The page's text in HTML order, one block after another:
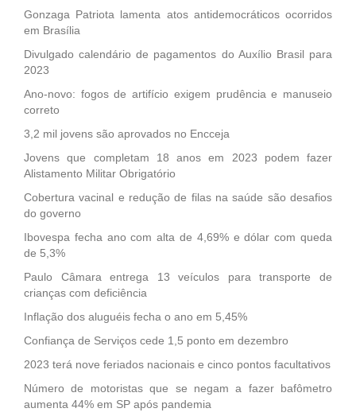
Gonzaga Patriota lamenta atos antidemocráticos ocorridos
em Brasília
Divulgado calendário de pagamentos do Auxílio Brasil para
2023
Ano-novo: fogos de artifício exigem prudência e manuseio
correto
3,2 mil jovens são aprovados no Encceja
Jovens que completam 18 anos em 2023 podem fazer
Alistamento Militar Obrigatório
Cobertura vacinal e redução de filas na saúde são desafios
do governo
Ibovespa fecha ano com alta de 4,69% e dólar com queda
de 5,3%
Paulo Câmara entrega 13 veículos para transporte de
crianças com deficiência
Inflação dos aluguéis fecha o ano em 5,45%
Confiança de Serviços cede 1,5 ponto em dezembro
2023 terá nove feriados nacionais e cinco pontos facultativos
Número de motoristas que se negam a fazer bafômetro
aumenta 44% em SP após pandemia